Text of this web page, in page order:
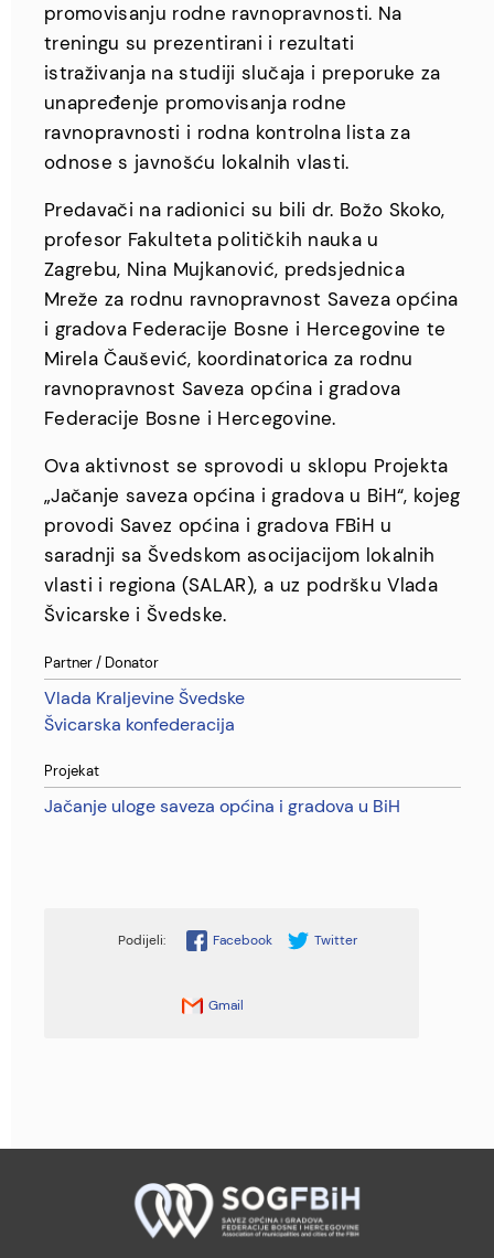
promovisanju rodne ravnopravnosti. Na
treningu su prezentirani i rezultati
istraživanja na studiji slučaja i preporuke za
unapređenje promovisanja rodne
ravnopravnosti i rodna kontrolna lista za
odnose s javnošću lokalnih vlasti.
Predavači na radionici su bili dr. Božo Skoko,
profesor Fakulteta političkih nauka u
Zagrebu, Nina Mujkanović, predsjednica
Mreže za rodnu ravnopravnost Saveza općina
i gradova Federacije Bosne i Hercegovine te
Mirela Čaušević, koordinatorica za rodnu
ravnopravnost Saveza općina i gradova
Federacije Bosne i Hercegovine.
Ova aktivnost se sprovodi u sklopu Projekta
„Jačanje saveza općina i gradova u BiH“, kojeg
provodi Savez općina i gradova FBiH u
saradnji sa Švedskom asocijacijom lokalnih
vlasti i regiona (SALAR), a uz podršku Vlada
Švicarske i Švedske.
Partner / Donator
Vlada Kraljevine Švedske
Švicarska konfederacija
Projekat
Jačanje uloge saveza općina i gradova u BiH
Facebook Twitter
Gmail